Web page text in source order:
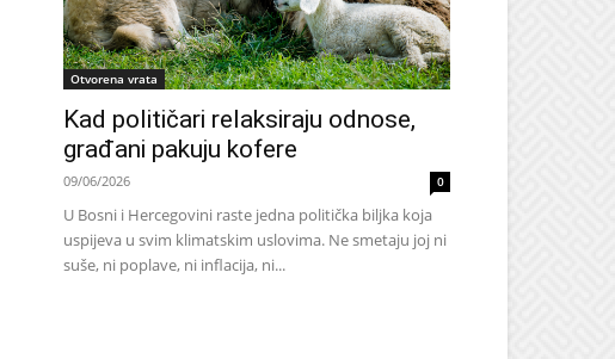
Otvorena vrata
Kad političari relaksiraju odnose,
građani pakuju kofere
09/06/2026 0
U Bosni i Hercegovini raste jedna politička biljka koja
uspijeva u svim klimatskim uslovima. Ne smetaju joj ni
suše, ni poplave, ni inflacija, ni...